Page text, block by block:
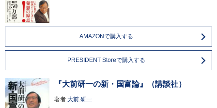
AMAZONで購入する
PRESIDENT Storeで購入する
『大前研一の新・国富論』（講談社）
著者 大前 研一